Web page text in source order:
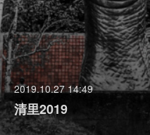
2019.10.27 14:49
清里2019